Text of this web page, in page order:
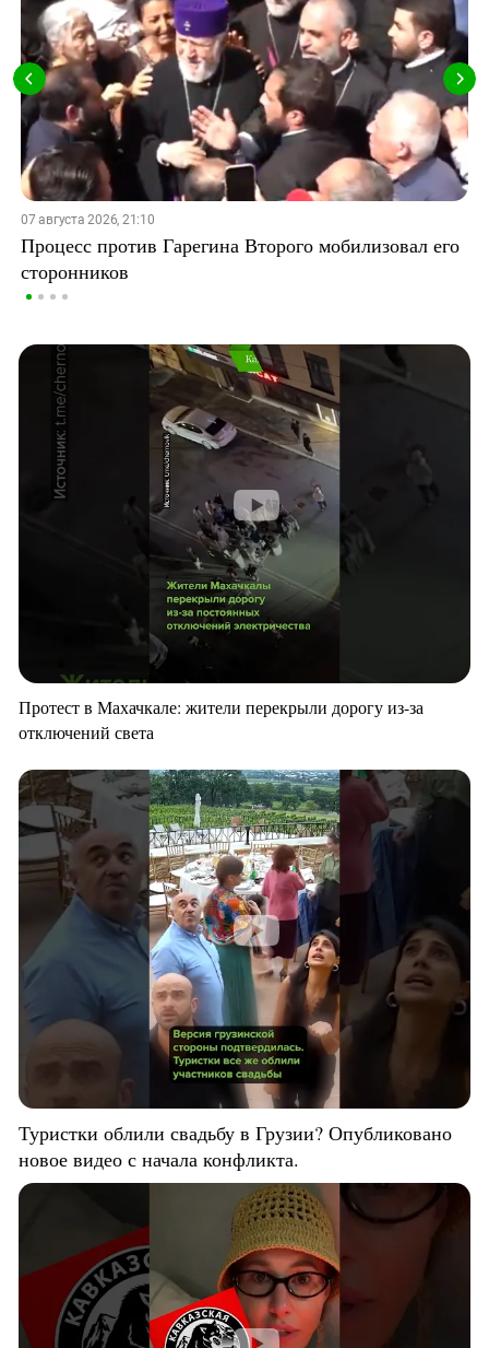
07 августа 2026, 21:10
Процесс против Гарегина Второго мобилизовал его
сторонников
Протест в Махачкале: жители перекрыли дорогу из-за
отключений света
Туристки облили свадьбу в Грузии? Опубликовано
новое видео с начала конфликта.